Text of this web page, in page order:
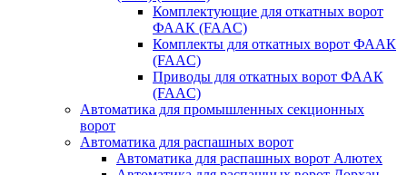
Комплектующие для откатных ворот
ФААК (FAAC)
Комплекты для откатных ворот ФААК
(FAAC)
Приводы для откатных ворот ФААК
(FAAC)
Автоматика для промышленных секционных
ворот
Автоматика для распашных ворот
Автоматика для распашных ворот Алютех